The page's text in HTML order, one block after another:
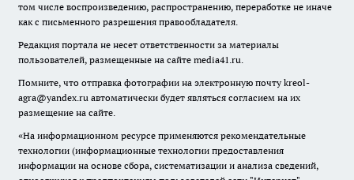
том числе воспроизведению, распространению, переработке не иначе
как с письменного разрешения правообладателя.
Редакция портала не несет ответственности за материалы
пользователей, размещенные на сайте media41.ru.
Помните, что отправка фотографии на электронную почту kreol-
agra@yandex.ru автоматически будет являться согласием на их
размещение на сайте.
«На информационном ресурсе применяются рекомендательные
технологии (информационные технологии предоставления
информации на основе сбора, систематизации и анализа сведений,